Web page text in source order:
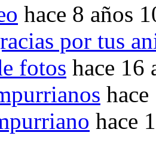
hace 8 años
por tus
fotos hace 16
hace